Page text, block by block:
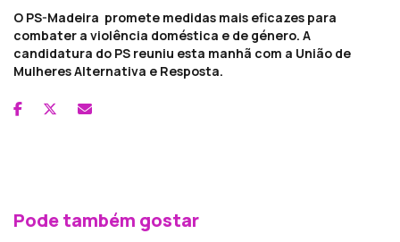
O PS-Madeira promete medidas mais eficazes para
combater a violência doméstica e de género. A
candidatura do PS reuniu esta manhã com a União de
Mulheres Alternativa e Resposta.
Pode também gostar